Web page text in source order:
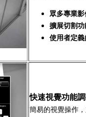
眾多專業
擴展切割
使用者定
快速視覺功能
簡易的視覺操作